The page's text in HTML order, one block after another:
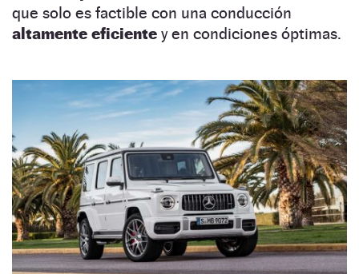
que solo es factible con una conducción
altamente eficiente y en condiciones óptimas.